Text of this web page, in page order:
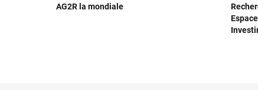
AG2R la mondiale